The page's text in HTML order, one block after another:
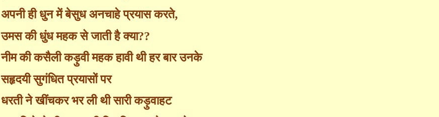
अपनी ही धुन में बेसुध अनचाहे प्रयास करते,
उमस की धुंध महक से जाती है क्या??
नीम की कसैली कड़ुवी महक हावी थी हर बार उनके
सहृदयी सुगंधित प्रयासों पर
धरती ने खींचकर भर ली थी सारी कड़ुवाहट